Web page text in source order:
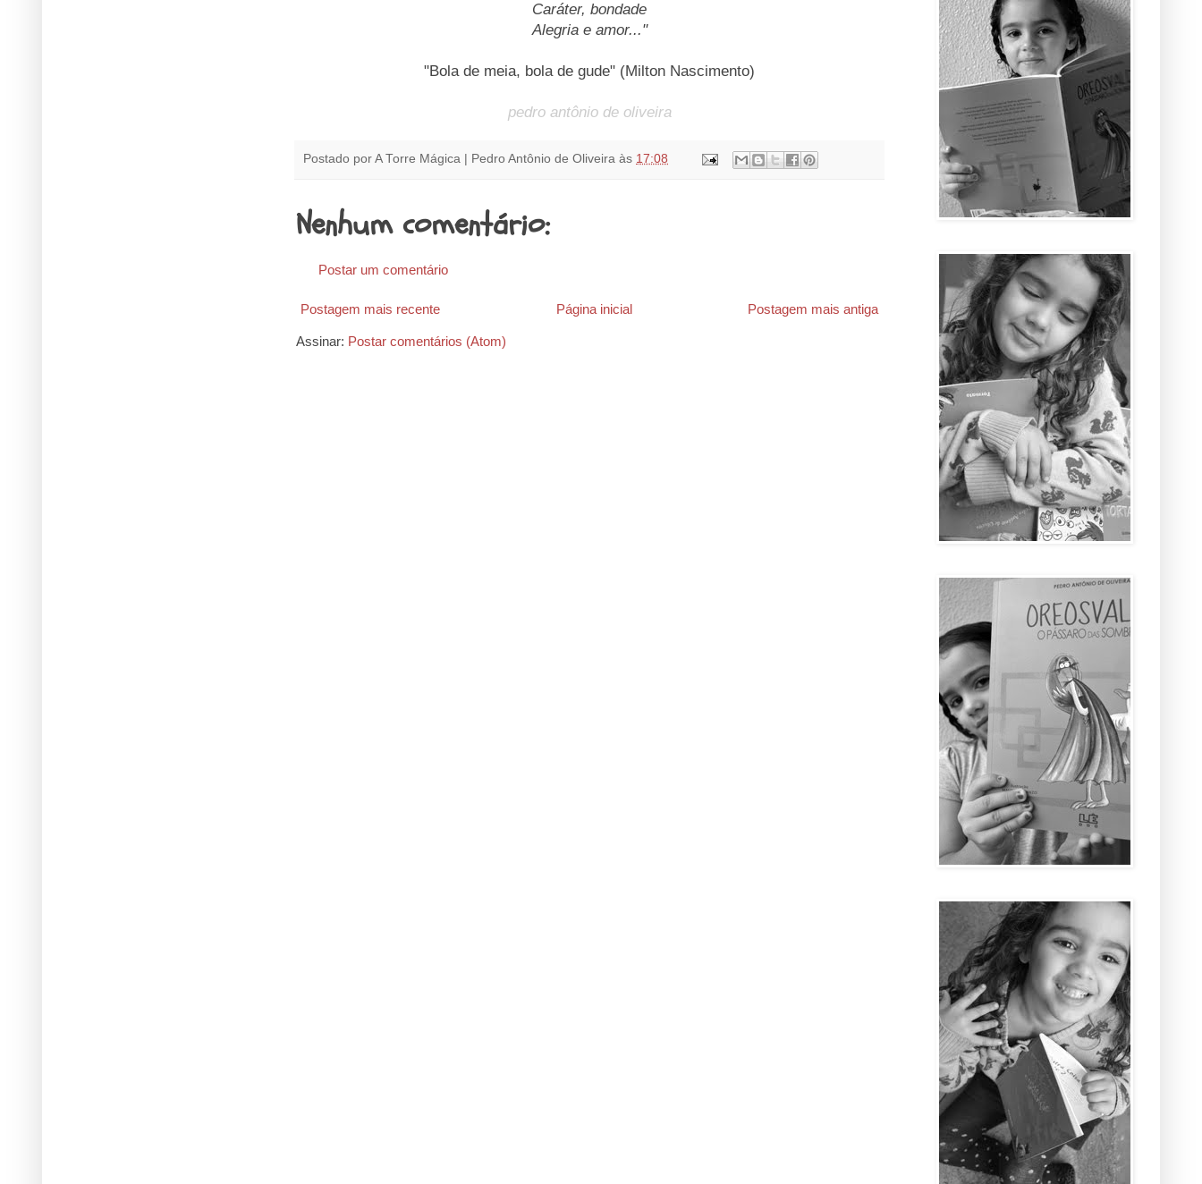
Caráter, bondade
Alegria e amor..."
"Bola de meia, bola de gude" (Milton Nascimento)
pedro antônio de oliveira
Postado por A Torre Mágica | Pedro Antônio de Oliveira às 17:08
Nenhum comentário:
Postar um comentário
Postagem mais recente Postagem mais antiga
Página inicial
Assinar: Postar comentários (Atom)